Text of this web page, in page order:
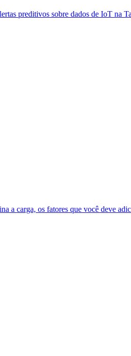
preditivos sobre dados de IoT na
a carga, os fatores que você deve